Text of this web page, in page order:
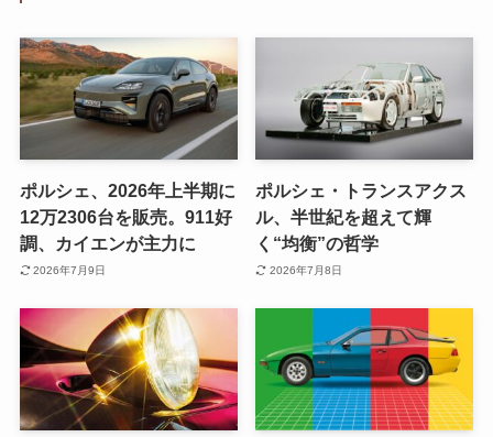
ポルシェ、2026年上半期に
12万2306台を販売。911好
調、カイエンが主力に
2026年7月9日
ポルシェ・トランスアクス
ル、半世紀を超えて輝
く“均衡”の哲学
2026年7月8日